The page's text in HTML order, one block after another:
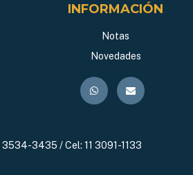
INFORMACIÓN
Notas
Novedades
3534-3435 / Cel: 11 3091-1133